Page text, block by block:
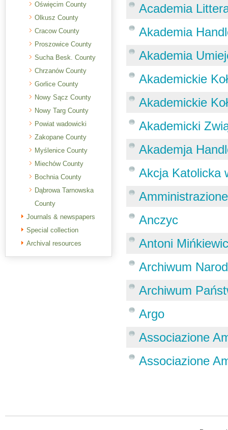
Oświęcim County
Olkusz County
Cracow County
Proszowice County
Sucha Besk. County
Chrzanów County
Gorlice County
Nowy Sącz County
Nowy Targ County
Powiat wadowicki
Zakopane County
Myślenice County
Miechów County
Bochnia County
Dąbrowa Tarnowska
County
Journals & newspapers
Special collection
Archival resources
Academia
Akademia
Akademia
Akademickie
Akademickie
Akademicki
Akademja
Akcja Katolicka
Anczyc
Antoni
Archiwum
Archiwum
Argo
Associazione
Associazione